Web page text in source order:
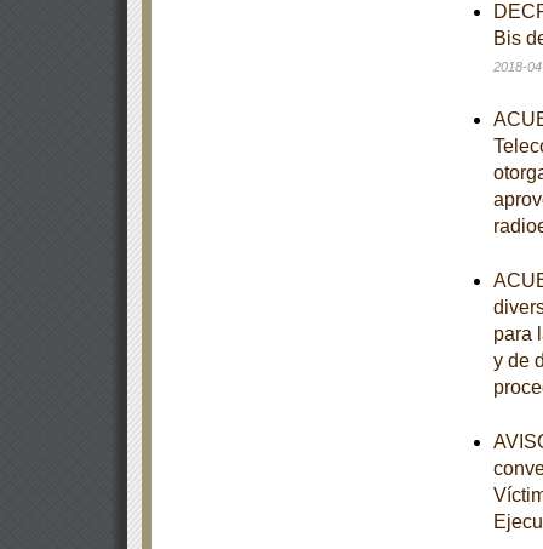
Bis
2018-
para
y de